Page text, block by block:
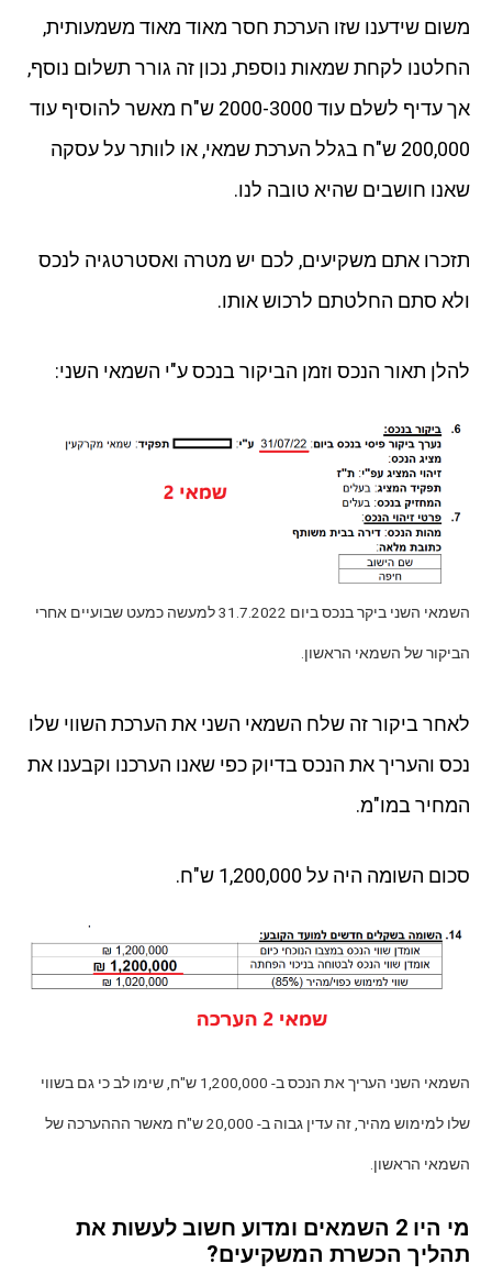
משום שידענו שזו הערכת חסר מאוד מאוד משמעותית,
החלטנו לקחת שמאות נוספת, נכון זה גורר תשלום נוסף,
אך עדיף לשלם עוד 2000-3000 ש"ח מאשר להוסיף עוד
200,000 ש"ח בגלל הערכת שמאי, או לוותר על עסקה
שאנו חושבים שהיא טובה לנו.
תזכרו אתם משקיעים, לכם יש מטרה ואסטרטגיה לנכס
ולא סתם החלטתם לרכוש אותו.
להלן תאור הנכס וזמן הביקור בנכס ע"י השמאי השני:
השמאי השני ביקר בנכס ביום 31.7.2022 למעשה כמעט שבועיים אחרי
הביקור של השמאי הראשון.
לאחר ביקור זה שלח השמאי השני את הערכת השווי שלו
נכס והעריך את הנכס בדיוק כפי שאנו הערכנו וקבענו את
המחיר במו"מ.
סכום השומה היה על 1,200,000 ש"ח.
השמאי השני העריך את הנכס ב- 1,200,000 ש"ח, שימו לב כי גם בשווי
שלו למימוש מהיר, זה עדין גבוה ב- 20,000 ש"ח מאשר הההערכה של
השמאי הראשון.
מי היו 2 השמאים ומדוע חשוב לעשות את
תהליך הכשרת המשקיעים?